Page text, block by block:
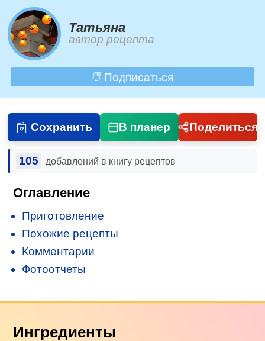
Татьяна
автор рецепта
Подписаться
Сохранить В планер Поделиться
105 добавлений в книгу рецептов
Оглавление
Приготовление
Похожие рецепты
Комментарии
Фотоотчеты
Ингредиенты